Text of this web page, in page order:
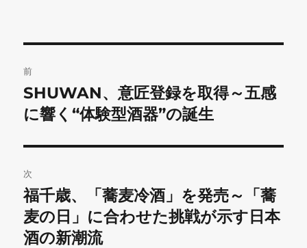
ー
稿
ナ
ビ
ゲ
ー
シ
前
前
の
稿:
SHUWAN、意匠登録を取得～五感
に響く“体験型酒器”の誕生
次
次
の
投
福千歳、「蕎麦冷酒」を発売～「蕎
麦の日」に合わせた挑戦が示す日本
酒の新潮流